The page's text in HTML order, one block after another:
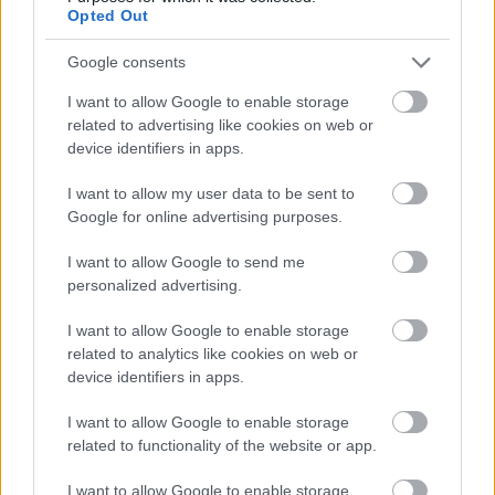
Opted Out
Google consents
I want to allow Google to enable storage
related to advertising like cookies on web or
device identifiers in apps.
I want to allow my user data to be sent to
Google for online advertising purposes.
I want to allow Google to send me
personalized advertising.
I want to allow Google to enable storage
related to analytics like cookies on web or
device identifiers in apps.
I want to allow Google to enable storage
related to functionality of the website or app.
I want to allow Google to enable storage
A mellékszereplők is kidolgozottak, élettel teliek,
Molly és Will, Will és Willy kapcsolatában a szeretet
nehézségeit tapasztaljuk meg, Thomas Harris pedig
csodásan ír („Ha Willyvel foglalkozott, Molly szívét
tartotta a kezében.”; „– Ha azért ölsz meg valakit,
mert mást nem tehetsz, az is ilyen szörnyű érzés? –
Willy, ez a legborzalmasabb dolgok egyike a
világon.”). Freddy Loundsszal és aTattlerrel
belelátunk kicsit a média működésébe, Reba szerepe
és a férfit, Dolarhyde miatta küzd a Sárkánnyal. A
tigris érintése gyönyörű metafora a kapcsolatukra,